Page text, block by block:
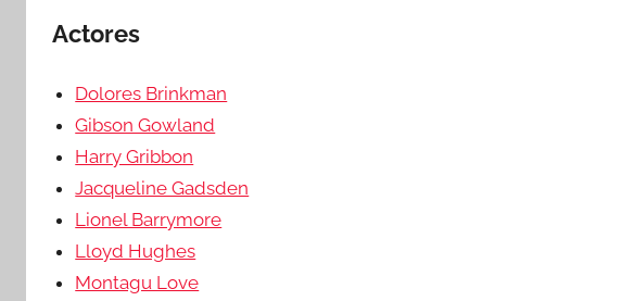
Actores
Dolores Brinkman
Gibson Gowland
Harry Gribbon
Jacqueline Gadsden
Lionel Barrymore
Lloyd Hughes
Montagu Love